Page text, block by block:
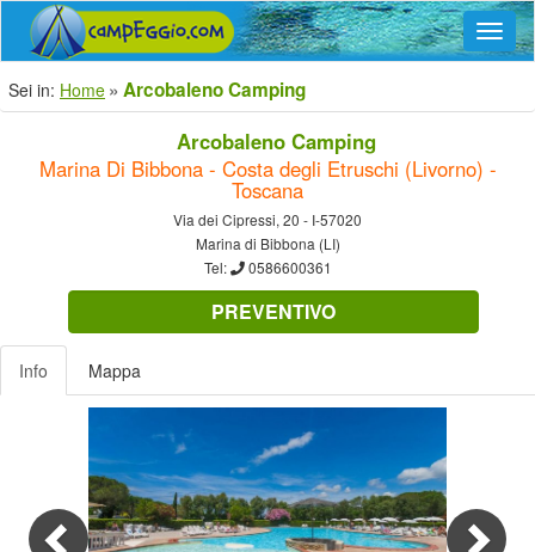
Sei in: Home Arcobaleno Camping
Arcobaleno Camping
Marina Di Bibbona - Costa degli Etruschi (Livorno) -
Toscana
Via dei Cipressi, 20 - I-57020
Marina di Bibbona (LI)
Tel:
0586600361
PREVENTIVO
Info Mappa